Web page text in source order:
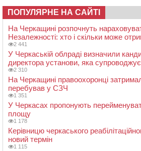
ПОПУЛЯРНЕ НА САЙТІ
На Черкащині розпочнуть
Незалежності: хто і скільки може
2 441
У Черкаській облраді визначили
директора установи, яка супроводжує
2 310
На Черкащині правоохоронці
перебував у СЗЧ
1 351
У Черкасах пропонують
площу
1 178
Керівницю черкаського
новий термін
1 115